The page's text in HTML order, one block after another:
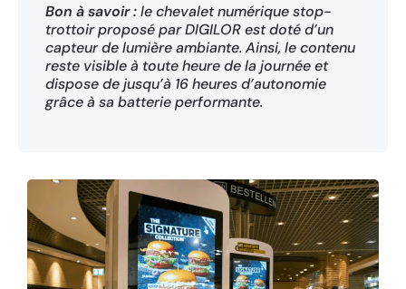
Bon à savoir :le chevalet numérique stop-
trottoir proposé par DIGILOR est doté d’un
capteur de lumière ambiante. Ainsi, le contenu
reste visible à toute heure de la journée et
dispose de jusqu’à 16 heures d’autonomie
grâce à sa batterie performante.